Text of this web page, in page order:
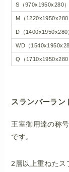
S（970x1950x280）
M（1220x1950x280
D（1400x1950x280
WD（
Q（1710x1950x280
スランバーラン
王室御用達の称
です。
2層以上重ねたス